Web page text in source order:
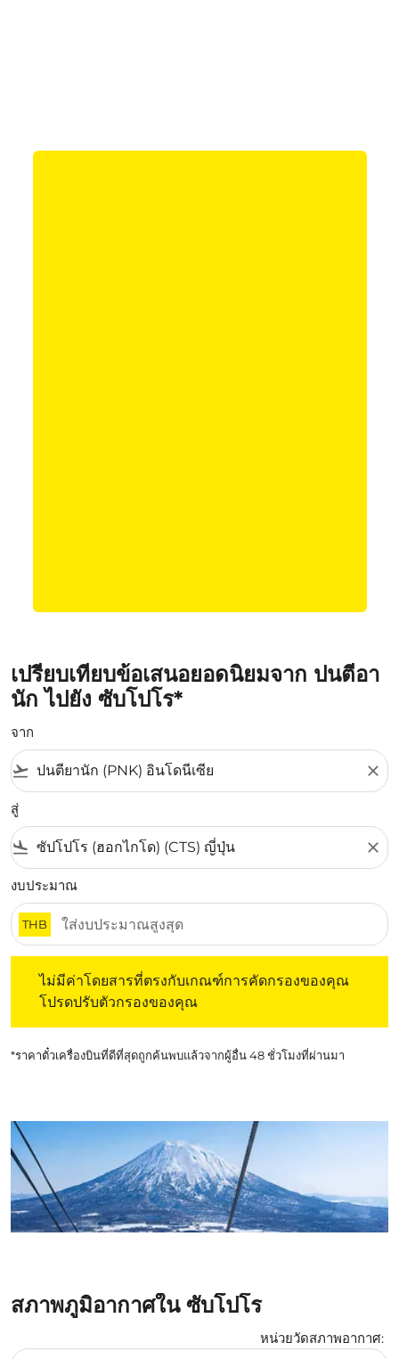
เปรียบเทียบข้อเสนอยอดนิยมจาก ปนตีอา
นัก ไปยัง ซับโปโร*
จาก
flight_takeoff close
สู่
flight_land close
งบประมาณ
THB
ไม่มีค่าโดยสารที่ตรงกับเกณฑ์การคัดกรองของคุณ
โปรดปรับตัวกรองของคุณ
*ราคาตั๋วเครื่องบินที่ดีที่สุดถูกค้นพบแล้วจากผู้อื่น 48 ชั่วโมงที่ผ่านมา
สภาพภูมิอากาศใน ซับโปโร
หน่วยวัดสภาพอากาศ: